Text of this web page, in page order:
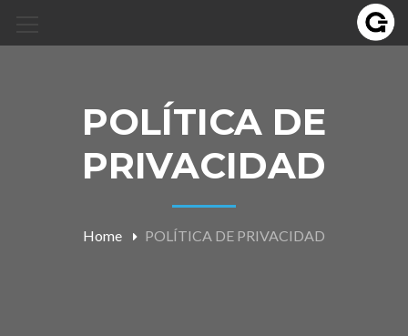
POLÍTICA DE
PRIVACIDAD
Home POLÍTICA DE PRIVACIDAD